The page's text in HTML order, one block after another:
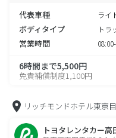
代表車種 ライ
ボディタイプ トラ
営業時間
6時間まで5,500円
免責補償制度1,100円
リッチモンドホテル東京
トヨタレンタカー高